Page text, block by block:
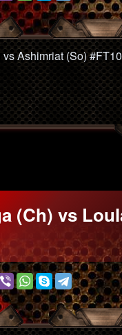
Ashimriat (So) #FT10
(Ch) vs